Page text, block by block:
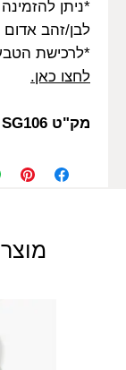
*ניתן
לבן/זהב אדום 14 קראט
*לרכישת הטבעת ב18
לחצו כאן.
מק"ט SG106